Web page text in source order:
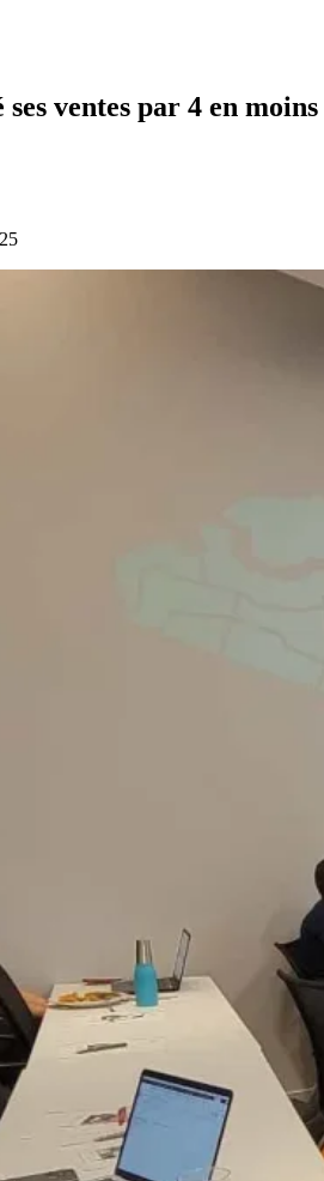
ses ventes par 4 en moins